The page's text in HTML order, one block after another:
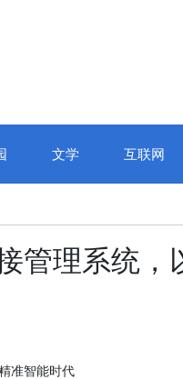
文学 互联网
管理系统，
准智能时代